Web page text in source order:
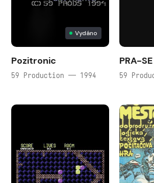
Vydáno
Pozitronic
59 Production — 1994
PRA-SE
59